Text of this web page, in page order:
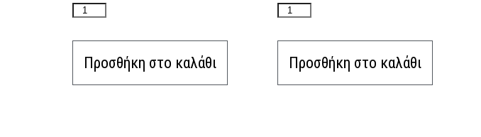
Προσθήκη στο καλάθι Προσθήκη στο καλάθι